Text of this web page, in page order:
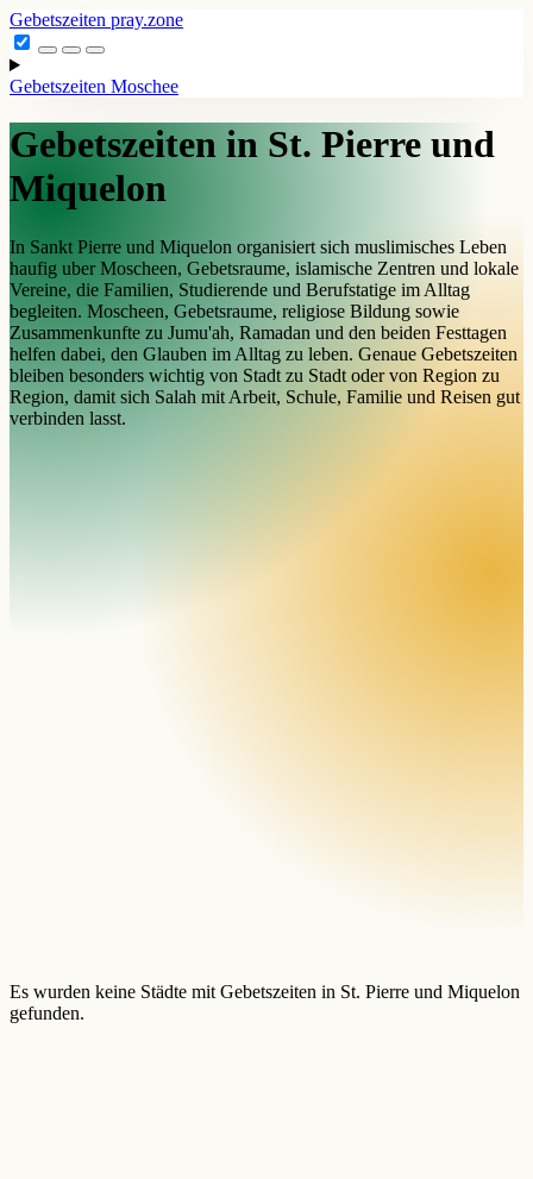
Gebetszeiten pray.zone
Gebetszeiten Moschee
Gebetszeiten in St. Pierre und
Miquelon
In Sankt Pierre und Miquelon organisiert sich muslimisches Leben
haufig uber Moscheen, Gebetsraume, islamische Zentren und lokale
Vereine, die Familien, Studierende und Berufstatige im Alltag
begleiten. Moscheen, Gebetsraume, religiose Bildung sowie
Zusammenkunfte zu Jumu'ah, Ramadan und den beiden Festtagen
helfen dabei, den Glauben im Alltag zu leben. Genaue Gebetszeiten
bleiben besonders wichtig von Stadt zu Stadt oder von Region zu
Region, damit sich Salah mit Arbeit, Schule, Familie und Reisen gut
verbinden lasst.
Es wurden keine Städte mit Gebetszeiten in St. Pierre und Miquelon
gefunden.